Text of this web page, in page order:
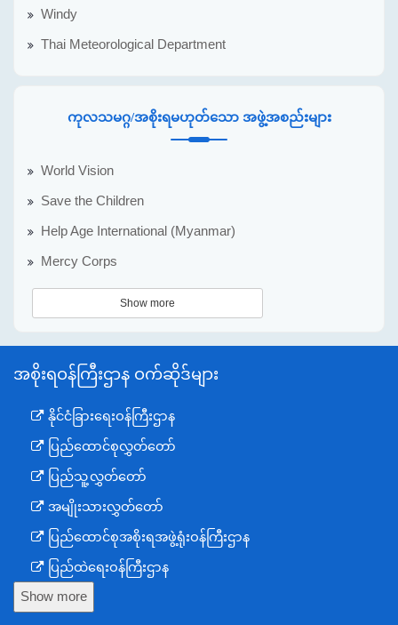
Windy
Thai Meteorological Department
ကုလသမဂ္ဂ/အစိုးရမဟုတ်သော အဖွဲ့အစည်းများ
World Vision
Save the Children
Help Age International (Myanmar)
Mercy Corps
Show more
အစိုးရဝန်ကြီးဌာန ဝက်ဆိုဒ်များ
နိုင်ငံခြားရေးဝန်ကြီးဌာန
ပြည်ထောင်စုလွှတ်တော်
ပြည်သူ့လွှတ်တော်
အမျိုးသားလွှတ်တော်
ပြည်ထောင်စုအစိုးရအဖွဲ့ရုံးဝန်ကြီးဌာန
ပြည်ထဲရေးဝန်ကြီးဌာန
ကာကွယ်ရေးဝန်ကြီးဌာန
Show more